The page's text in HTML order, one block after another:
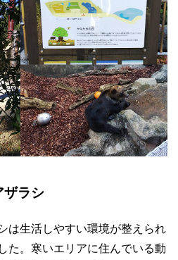
ザラシ
は生活しやすい環境が整えられ
た。寒いエリアに住んでいる動